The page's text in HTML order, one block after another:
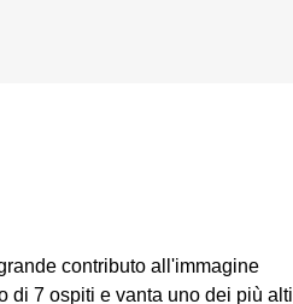
contributo all'immagine
di 7 ospiti e vanta uno dei più alti